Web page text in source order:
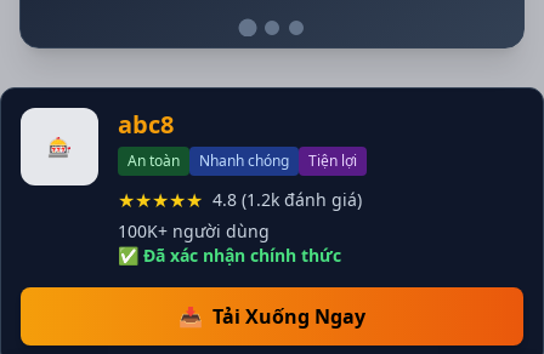
🎰
abc8
An toàn Nhanh chóng Tiện lợi
★★★★★ 4.8 (1.2k đánh giá)
100K+ người dùng
✅ Đã xác nhận chính thức
📥 Tải Xuống Ngay